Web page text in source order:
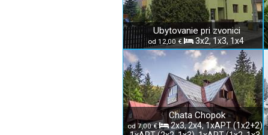
Ubytovanie pri zvonici
od 12,00 € 3x2, 1x3, 1x4
Chata Chopok
od 7,00 €
2x3, 2x4, 1xAPT (1x2+2),